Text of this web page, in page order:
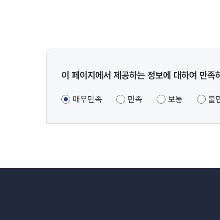
콘텐츠
조사
이 페이지에서 제공하는 정보에 대하여 만족
매우만족 만족 보통 불